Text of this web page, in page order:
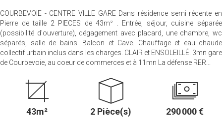
COURBEVOIE - CENTRE VILLE GARE Dans résidence semi récente en
Pierre de taille 2 PIECES de 43m² . Entrée, séjour, cuisine séparée
(possibilité d'ouverture), dégagement avec placard, une chambre, wc
séparés, salle de bains. Balcon et Cave. Chauffage et eau chaude
collectif urbain inclus dans les charges. CLAIR et ENSOLEILLÉ. 3mn gare
de Courbevoie, au coeur de commerces et à 11mn La défense RER...
43m² 2 Pièce(s) 290 000 €